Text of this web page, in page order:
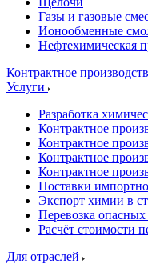
Газы и газовые
Ионообменные
Нефтехимическая
Контрактное
Услуги
Разработка
Контрактное
Контрактное
Контрактное
Контрактное
Поставки
Экспорт химии в
Перевозка опасных
Расчёт стоимости
Для отраслей